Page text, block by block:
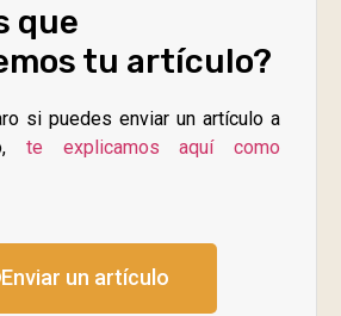
que
tu artículo?
si puedes enviar un artículo a
te explicamos aquí como
Enviar un artículo